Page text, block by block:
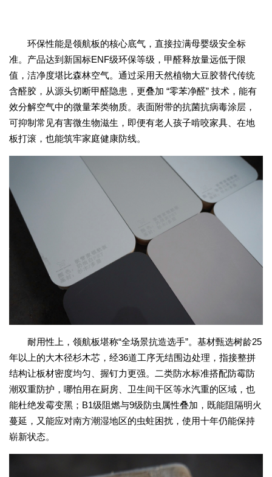
环保性能是领航板的核心底气，直接拉满母婴级安全标
准。产品达到新国标ENF级环保等级，甲醛释放量远低于限
值，洁净度堪比森林空气。通过采用天然植物大豆胶替代传统
含醛胶，从源头切断甲醛隐患，更叠加 “零苯净醛” 技术，能有
效分解空气中的微量苯类物质。表面附带的抗菌抗病毒涂层，
可抑制常见有害微生物滋生，即便有老人孩子啃咬家具、在地
板打滚，也能筑牢家庭健康防线。
耐用性上，领航板堪称“全场景抗造选手”。基材甄选树龄25
年以上的大木径杉木芯，经36道工序无结围边处理，指接整拼
结构让板材密度均匀、握钉力更强。二类防水标准搭配防霉防
潮双重防护，哪怕用在厨房、卫生间干区等水汽重的区域，也
能杜绝发霉变黑；B1级阻燃与9级防虫属性叠加，既能阻隔明火
蔓延，又能应对南方潮湿地区的虫蛀困扰，使用十年仍能保持
崭新状态。